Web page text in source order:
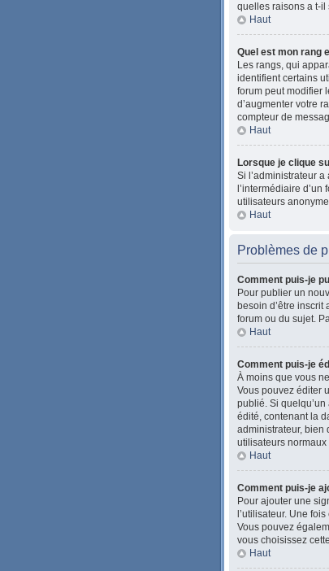
quelles raisons a t-il
Haut
Quel est mon rang
Les rangs, qui
identifient certains
forum peut modifier
d’augmenter votre
compteur de
Haut
Lorsque je clique
Si l’administrateur
l’intermédiaire
utilisateurs
Haut
Problèmes de
Comment puis-je
Pour publier un
besoin d’être
forum ou du sujet.
Haut
Comment puis-je
À moins que vous
Vous pouvez éditer
publié. Si
édité, contenant la
administrateur, bien
utilisateurs
Haut
Comment puis-je
Pour ajouter une
l’utilisateur. Une
Vous pouvez
vous choisissez
Haut